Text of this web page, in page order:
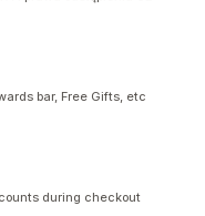
bar, Free Gifts, etc
during checkout